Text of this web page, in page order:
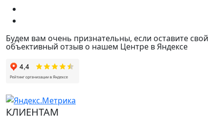
Будем вам очень признательны, если оставите свой
объективный отзыв о нашем Центре в Яндексе
КЛИЕНТАМ